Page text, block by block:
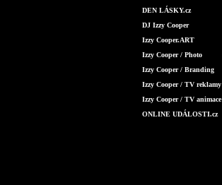
DEN LÁSKY.cz
DJ Izzy Cooper
Izzy Cooper.ART
Izzy Cooper / Photo
Izzy Cooper / Branding
Izzy Cooper / TV reklamy
Izzy Cooper / TV animace
ONLINE UDÁLOSTI.cz